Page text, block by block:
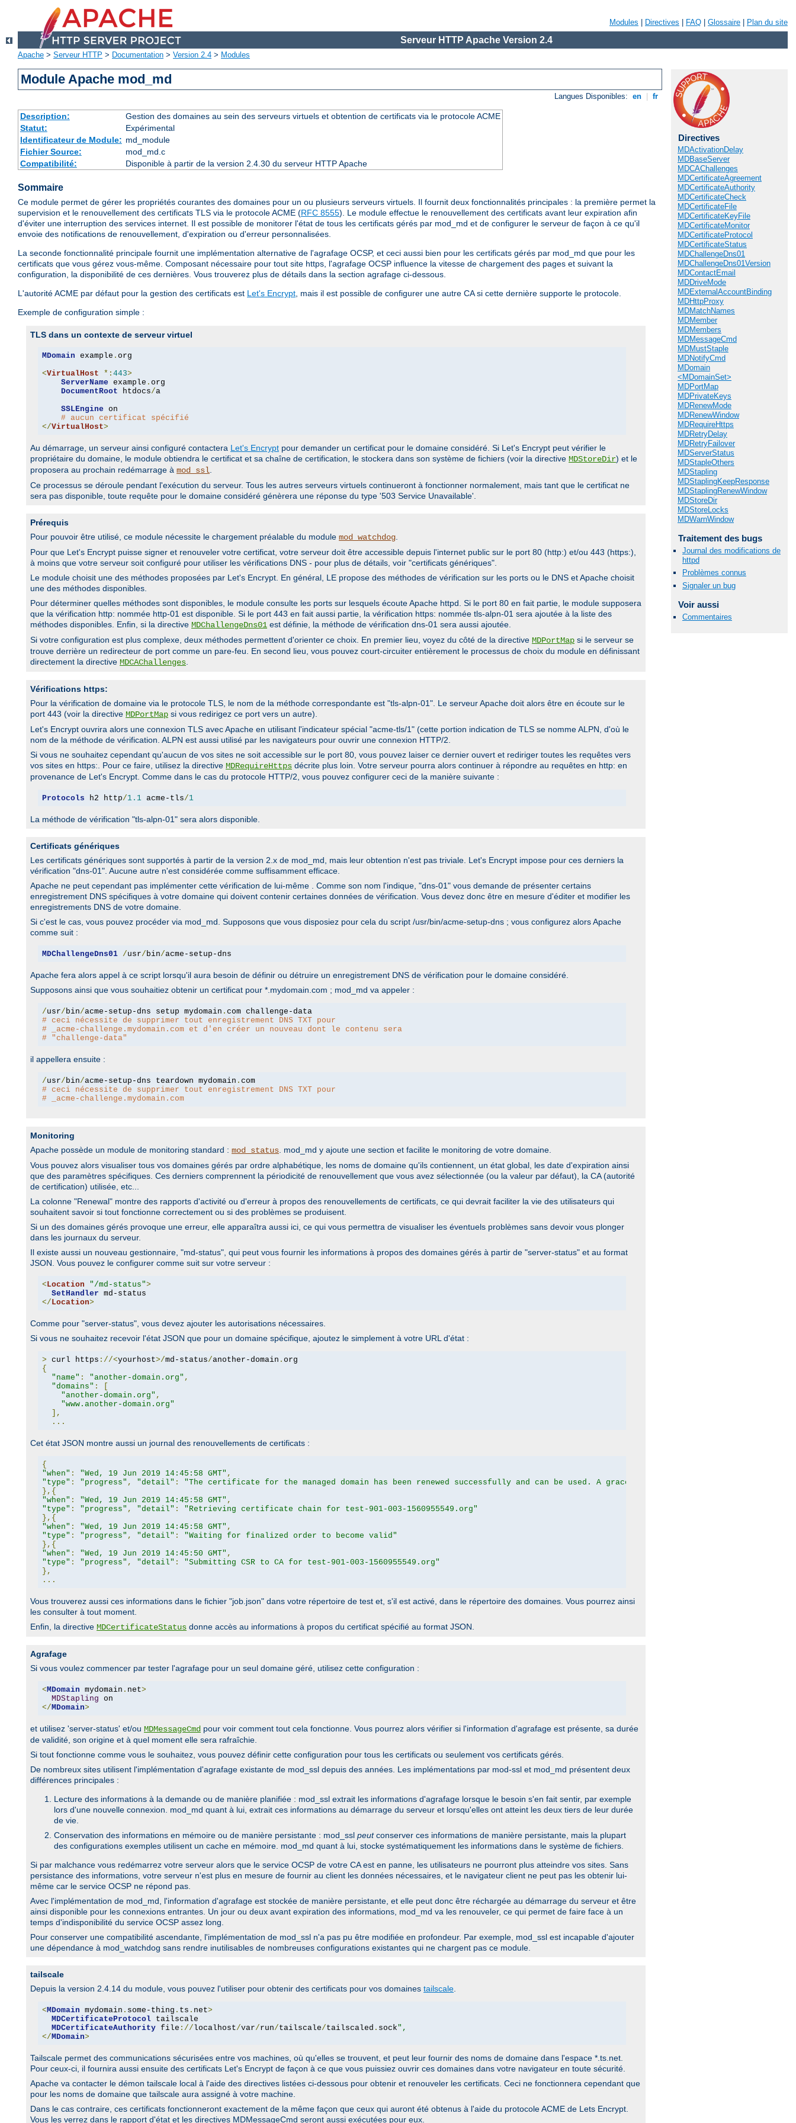
Modules Directives FAQ Glossaire Plan du site
Serveur HTTP Apache Version 2.4
Apache > Serveur HTTP > Documentation > Version 2.4 > Modules
Module Apache mod_md
Langues Disponibles: en fr
Description:
Gestion des domaines au sein des serveurs virtuels et obtention de certificats via le protocole ACME
Statut:
Expérimental
Identificateur de Module: md_module
Fichier Source:
mod_md.c
Compatibilité:
Disponible à partir de la version 2.4.30 du serveur HTTP Apache
Sommaire
Ce module permet de gérer les propriétés courantes des domaines pour un ou plusieurs serveurs virtuels. Il fournit deux fonctionnalités principales : la première permet la
supervision et le renouvellement des certificats TLS via le protocole ACME (RFC 8555). Le module effectue le renouvellement des certificats avant leur expiration afin
d'éviter une interruption des services internet. Il est possible de monitorer l'état de tous les certificats gérés par mod_md et de configurer le serveur de façon à ce qu'il
envoie des notifications de renouvellement, d'expiration ou d'erreur personnalisées.
La seconde fonctionnalité principale fournit une implémentation alternative de l'agrafage OCSP, et ceci aussi bien pour les certificats gérés par mod_md que pour les
certificats que vous gérez vous-même. Composant nécessaire pour tout site https, l'agrafage OCSP influence la vitesse de chargement des pages et suivant la
configuration, la disponibilité de ces dernières. Vous trouverez plus de détails dans la section agrafage ci-dessous.
L'autorité ACME par défaut pour la gestion des certificats est Let's Encrypt, mais il est possible de configurer une autre CA si cette dernière supporte le protocole.
Exemple de configuration simple :
TLS dans un contexte de serveur virtuel
MDomain example . org
<VirtualHost *: 443>
ServerName example . org
DocumentRoot htdocs/a
SSLEngine on
# aucun certificat spécifié
</VirtualHost>
Au démarrage, un serveur ainsi configuré contactera Let's Encrypt pour demander un certificat pour le domaine considéré. Si Let's Encrypt peut vérifier le
propriétaire du domaine, le module obtiendra le certificat et sa chaîne de certification, le stockera dans son système de fichiers (voir la directive MDStoreDir) et le
proposera au prochain redémarrage à mod_ssl.
Ce processus se déroule pendant l'exécution du serveur. Tous les autres serveurs virtuels continueront à fonctionner normalement, mais tant que le certificat ne
sera pas disponible, toute requête pour le domaine considéré génèrera une réponse du type '503 Service Unavailable'.
Prérequis
Pour pouvoir être utilisé, ce module nécessite le chargement préalable du module mod_watchdog.
Pour que Let's Encrypt puisse signer et renouveler votre certificat, votre serveur doit être accessible depuis l'internet public sur le port 80 (http:) et/ou 443 (https:),
à moins que votre serveur soit configuré pour utiliser les vérifications DNS - pour plus de détails, voir "certificats génériques".
Le module choisit une des méthodes proposées par Let's Encrypt. En général, LE propose des méthodes de vérification sur les ports ou le DNS et Apache choisit
une des méthodes disponibles.
Pour déterminer quelles méthodes sont disponibles, le module consulte les ports sur lesquels écoute Apache httpd. Si le port 80 en fait partie, le module supposera
que la vérification http: nommée http-01 est disponible. Si le port 443 en fait aussi partie, la vérification https: nommée tls-alpn-01 sera ajoutée à la liste des
méthodes disponibles. Enfin, si la directive MDChallengeDns01 est définie, la méthode de vérification dns-01 sera aussi ajoutée.
Si votre configuration est plus complexe, deux méthodes permettent d'orienter ce choix. En premier lieu, voyez du côté de la directive MDPortMap si le serveur se
trouve derrière un redirecteur de port comme un pare-feu. En second lieu, vous pouvez court-circuiter entièrement le processus de choix du module en définissant
directement la directive MDCAChallenges.
Vérifications https:
Pour la vérification de domaine via le protocole TLS, le nom de la méthode correspondante est "tls-alpn-01". Le serveur Apache doit alors être en écoute sur le
port 443 (voir la directive MDPortMap si vous redirigez ce port vers un autre).
Let's Encrypt ouvrira alors une connexion TLS avec Apache en utilisant l'indicateur spécial "acme-tls/1" (cette portion indication de TLS se nomme ALPN, d'où le
nom de la méthode de vérification. ALPN est aussi utilisé par les navigateurs pour ouvrir une connexion HTTP/2.
Si vous ne souhaitez cependant qu'aucun de vos sites ne soit accessible sur le port 80, vous pouvez laiser ce dernier ouvert et rediriger toutes les requêtes vers
vos sites en https:. Pour ce faire, utilisez la directive MDRequireHttps décrite plus loin. Votre serveur pourra alors continuer à répondre au requêtes en http: en
provenance de Let's Encrypt. Comme dans le cas du protocole HTTP/2, vous pouvez configurer ceci de la manière suivante :
Protocols h2 http/1.1 acme-tls/1
La méthode de vérification "tls-alpn-01" sera alors disponible.
Certificats génériques
Les certificats génériques sont supportés à partir de la version 2.x de mod_md, mais leur obtention n'est pas triviale. Let's Encrypt impose pour ces derniers la
vérification "dns-01". Aucune autre n'est considérée comme suffisamment efficace.
Apache ne peut cependant pas implémenter cette vérification de lui-même . Comme son nom l'indique, "dns-01" vous demande de présenter certains
enregistrement DNS spécifiques à votre domaine qui doivent contenir certaines données de vérification. Vous devez donc être en mesure d'éditer et modifier les
enregistrements DNS de votre domaine.
Si c'est le cas, vous pouvez procéder via mod_md. Supposons que vous disposiez pour cela du script /usr/bin/acme-setup-dns ; vous configurez alors Apache
comme suit :
MDChallengeDns01 /usr/ bin/acme-setup-dns
Apache fera alors appel à ce script lorsqu'il aura besoin de définir ou détruire un enregistrement DNS de vérification pour le domaine considéré.
Supposons ainsi que vous souhaitiez obtenir un certificat pour *.mydomain.com ; mod_md va appeler :
/usr/ bin/acme-setup-dns setup mydomain .
com challenge-data
# ceci nécessite de supprimer tout enregistrement DNS TXT pour
# _acme-challenge.mydomain.com et d'en créer un nouveau dont le contenu sera
# "challenge-data"
il appellera ensuite :
/usr/ bin/acme-setup-dns teardown mydomain .
com
# ceci nécessite de supprimer tout enregistrement DNS TXT pour
# _acme-challenge.mydomain.com
Monitoring
Apache possède un module de monitoring standard : mod_status. mod_md y ajoute une section et facilite le monitoring de votre domaine.
Vous pouvez alors visualiser tous vos domaines gérés par ordre alphabétique, les noms de domaine qu'ils contiennent, un état global, les date d'expiration ainsi
que des paramètres spécifiques. Ces derniers comprennent la périodicité de renouvellement que vous avez sélectionnée (ou la valeur par défaut), la CA (autorité
de certification) utilisée, etc...
La colonne "Renewal" montre des rapports d'activité ou d'erreur à propos des renouvellements de certificats, ce qui devrait faciliter la vie des utilisateurs qui
souhaitent savoir si tout fonctionne correctement ou si des problèmes se produisent.
Si un des domaines gérés provoque une erreur, elle apparaîtra aussi ici, ce qui vous permettra de visualiser les éventuels problèmes sans devoir vous plonger
dans les journaux du serveur.
Il existe aussi un nouveau gestionnaire, "md-status", qui peut vous fournir les informations à propos des domaines gérés à partir de "server-status" et au format
JSON. Vous pouvez le configurer comme suit sur votre serveur :
< Location "/md-status">
SetHandler
</ Location>
Comme pour "server-status", vous devez ajouter les autorisations nécessaires.
Si vous ne souhaitez recevoir l'état JSON que pour un domaine spécifique, ajoutez le simplement à votre URL d'état :
> curl https ://<yourhost>/md-status/another-domain .
{
"name" : "another-domain.org" ,
"domains" :
"another-domain.org" ,
"www.another-domain.org"
],
...
Cet état JSON montre aussi un journal des renouvellements de certificats :
{
"when" : "Wed, 19 Jun 2019 14:45:58 GMT" ,
"type" : "progress" , "detail" :
"The certificate for the managed domain has been renewed successfully and can be used. A graceful server restart now is
},{
"when" : "Wed, 19 Jun 2019 14:45:58 GMT" ,
"type" : "progress" , "detail" :
"Retrieving certificate chain for test-901-003-1560955549.org"
},{
"when" : "Wed, 19 Jun 2019 14:45:58 GMT" ,
"type" : "progress" , "detail" :
"Waiting for finalized order to become valid"
},{
"when" : "Wed, 19 Jun 2019 14:45:50 GMT" ,
"type" : "progress" , "detail" :
"Submitting CSR to CA for test-901-003-1560955549.org"
},
...
Vous trouverez aussi ces informations dans le fichier "job.json" dans votre répertoire de test et, s'il est activé, dans le répertoire des domaines. Vous pourrez ainsi
les consulter à tout moment.
Enfin, la directive MDCertificateStatus donne accès au informations à propos du certificat spécifié au format JSON.
Agrafage
Si vous voulez commencer par tester l'agrafage pour un seul domaine géré, utilisez cette configuration :
< MDomain mydomain . net>
MDStapling
</ MDomain>
et utilisez 'server-status' et/ou MDMessageCmd pour voir comment tout cela fonctionne. Vous pourrez alors vérifier si l'information d'agrafage est présente, sa durée
de validité, son origine et à quel moment elle sera rafraîchie.
Si tout fonctionne comme vous le souhaitez, vous pouvez définir cette configuration pour tous les certificats ou seulement vos certificats gérés.
De nombreux sites utilisent l'implémentation d'agrafage existante de mod_ssl depuis des années. Les implémentations par mod-ssl et mod_md présentent deux
différences principales :
Lecture des informations à la demande ou de manière planifiée : mod_ssl extrait les informations d'agrafage lorsque le besoin s'en fait sentir, par exemple
lors d'une nouvelle connexion. mod_md quant à lui, extrait ces informations au démarrage du serveur et lorsqu'elles ont atteint les deux tiers de leur durée
de vie.
Conservation des informations en mémoire ou de manière persistante : mod_ssl peutconserver ces informations de manière persistante, mais la plupart
des configurations exemples utilisent un cache en mémoire. mod_md quant à lui, stocke systématiquement les informations dans le système de fichiers.
Si par malchance vous redémarrez votre serveur alors que le service OCSP de votre CA est en panne, les utilisateurs ne pourront plus atteindre vos sites. Sans
persistance des informations, votre serveur n'est plus en mesure de fournir au client les données nécessaires, et le navigateur client ne peut pas les obtenir lui-
même car le service OCSP ne répond pas.
Avec l'implémentation de mod_md, l'information d'agrafage est stockée de manière persistante, et elle peut donc être réchargée au démarrage du serveur et être
ainsi disponible pour les connexions entrantes. Un jour ou deux avant expiration des informations, mod_md va les renouveler, ce qui permet de faire face à un
temps d'indisponibilité du service OCSP assez long.
Pour conserver une compatibilité ascendante, l'implémentation de mod_ssl n'a pas pu être modifiée en profondeur. Par exemple, mod_ssl est incapable d'ajouter
une dépendance à mod_watchdog sans rendre inutilisables de nombreuses configurations existantes qui ne chargent pas ce module.
tailscale
Depuis la version 2.4.14 du module, vous pouvez l'utiliser pour obtenir des certificats pour vos domaines tailscale.
< MDomain mydomain . some-thing . ts . net>
MDCertificateProtocol tailscale
MDCertificateAuthority file ://localhost/var/run/tailscale/tailscaled . sock",
</ MDomain>
Tailscale permet des communications sécurisées entre vos machines, où qu'elles se trouvent, et peut leur fournir des noms de domaine dans l'espace *.ts.net.
Pour ceux-ci, il fournira aussi ensuite des certificats Let's Encrypt de façon à ce que vous puissiez ouvrir ces domaines dans votre navigateur en toute sécurité.
Apache va contacter le démon tailscale local à l'aide des directives listées ci-dessous pour obtenir et renouveler les certificats. Ceci ne fonctionnera cependant que
pour les noms de domaine que tailscale aura assigné à votre machine.
Dans le cas contraire, ces certificats fonctionneront exactement de la même façon que ceux qui auront été obtenus à l'aide du protocole ACME de Lets Encrypt.
Vous les verrez dans le rapport d'état et les directives MDMessageCmd seront aussi exécutées pour eux.
Directives
MDActivationDelay
MDBaseServer
MDCAChallenges
MDCertificateAgreement
MDCertificateAuthority
MDCertificateCheck
MDCertificateFile
MDCertificateKeyFile
MDCertificateMonitor
MDCertificateProtocol
MDCertificateStatus
MDChallengeDns01
MDChallengeDns01Version
MDContactEmail
MDDriveMode
MDExternalAccountBinding
MDHttpProxy
MDMatchNames
MDMember
MDMembers
MDMessageCmd
MDMustStaple
MDNotifyCmd
MDomain
<MDomainSet>
MDPortMap
MDPrivateKeys
MDRenewMode
MDRenewWindow
MDRequireHttps
MDRetryDelay
MDRetryFailover
MDServerStatus
MDStapleOthers
MDStapling
MDStaplingKeepResponse
MDStaplingRenewWindow
MDStoreDir
MDStoreLocks
MDWarnWindow
Traitement des bugs
Journal des modifications de
httpd
Problèmes connus
Signaler un bug
Voir aussi
Commentaires